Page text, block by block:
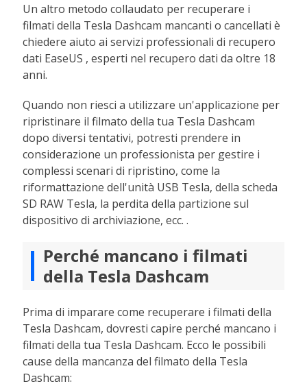
Un altro metodo collaudato per recuperare i
filmati della Tesla Dashcam mancanti o cancellati è
chiedere aiuto ai servizi professionali di recupero
dati EaseUS , esperti nel recupero dati da oltre 18
anni.
Quando non riesci a utilizzare un'applicazione per
ripristinare il filmato della tua Tesla Dashcam
dopo diversi tentativi, potresti prendere in
considerazione un professionista per gestire i
complessi scenari di ripristino, come la
riformattazione dell'unità USB Tesla, della scheda
SD RAW Tesla, la perdita della partizione sul
dispositivo di archiviazione, ecc. .
Perché mancano i filmati
della Tesla Dashcam
Prima di imparare come recuperare i filmati della
Tesla Dashcam, dovresti capire perché mancano i
filmati della tua Tesla Dashcam. Ecco le possibili
cause della mancanza del filmato della Tesla
Dashcam: